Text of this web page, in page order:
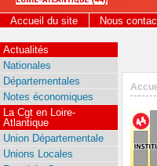
Accueil du site Nous
Actualités
Nationales
Départementales
Notes économiques
La Cgt en Loire-
Atlantique
Union Départementale
Unions Locales